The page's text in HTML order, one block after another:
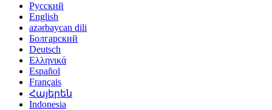
Русский
English
azərbaycan dili
Болгарский
Deutsch
Ελληνικά
Español
Français
Հայերեն
Indonesia